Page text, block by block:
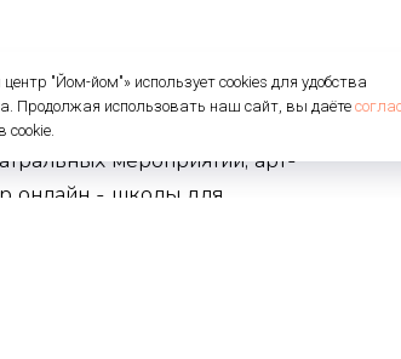
"Йом-йом"» использует cookies для удобства
Продолжая использовать наш сайт, вы даёте
cookie.
школы искусств в Санкт-
мероприятий, арт-
онлайн - школы для